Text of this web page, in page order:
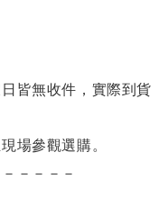
皆無收件，實際到貨
場參觀選購。
－－－－